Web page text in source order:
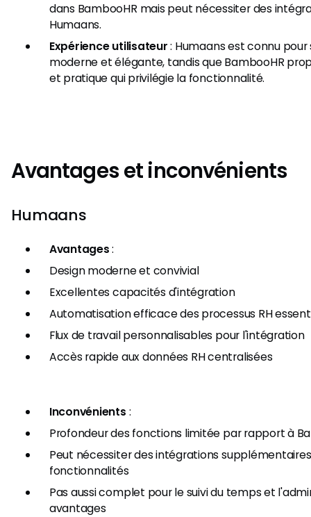
dans BambooHR mais peut nécessiter des
Humaans.
Expérience utilisateur: Humaans est connu
moderne et élégante, tandis que BambooHR
et pratique qui privilégie la fonctionnalité.
Avantages et inconvénients
Humaans
Avantages:
Design moderne et convivial
Excellentes capacités d'intégration
Automatisation efficace des processus RH
Flux de travail personnalisables pour l'intégration
Accès rapide aux données RH centralisées
Inconvénients :
Profondeur des fonctions limitée par rapport à
Peut nécessiter des intégrations
fonctionnalités
Pas aussi complet pour le suivi du temps et
avantages